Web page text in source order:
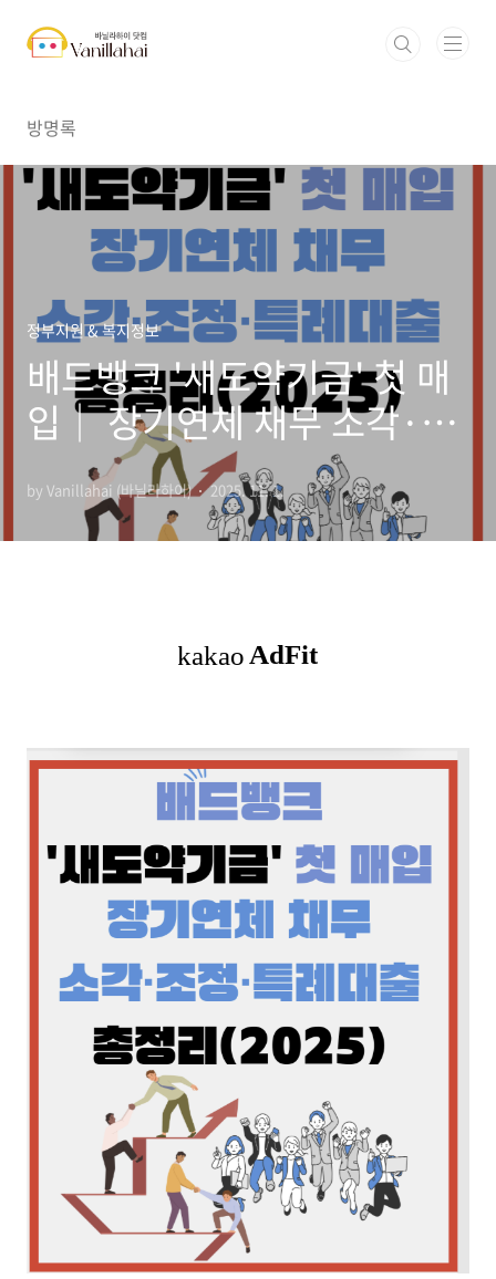
방명록
정부지원 & 복지정보
배드뱅크 '새도약기금' 첫 매
입│ 장기연체 채무 소각·조
정·특례대출 총정리(2025)
by Vanillahai (바닐라하이) 2025. 11. 1.